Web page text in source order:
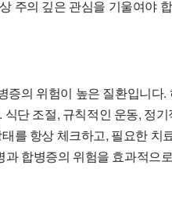
주의 깊은 관심을 기울여야
의 위험이 높은 질환입니다.
단 조절, 규칙적인 운동, 정
를 항상 체크하고, 필요한 치
합병증의 위험을 효과적으